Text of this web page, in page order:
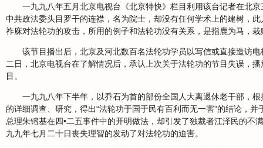
一九九八年五月北京电视台《北京特快》栏目利用该台记者在北
中共政法委头目罗干的连襟，名为院士，却没有任何学术上的建树，
祚庥对法轮功的攻击，所用的例子和法轮功没有关系，是指鹿为马，栽
该节目播出后，北京及河北数百名法轮功学员以写信或直接造访
二日，北京电视台在了解情况后，承认上次关于法轮功的节目失误，
目。
一九九八年下半年，以乔石为首的部份全国人大离退休老干部，
的详细调查、研究，得出“法轮功于国于民有百利而无一害”的结论，
总理朱镕基在四•二五事件中的开明做法，却引发了独裁者江泽民的
九九年七月二十日丧失理智的发动了对法轮功的迫害。